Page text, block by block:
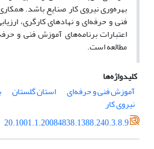
بهره‌وری نیروی کار صنایع باشد.
فنی و حرفه‌ای و نهادهای کارگری،
اعتبارات برنامه‌های آموزش فنی و
مطالعه است.
کلیدواژه‌ها
آموزش فنی و حرفه‌ای
استان گلستان
نیروی کار
20.1001.1.20084838.1388.240.3.8.9